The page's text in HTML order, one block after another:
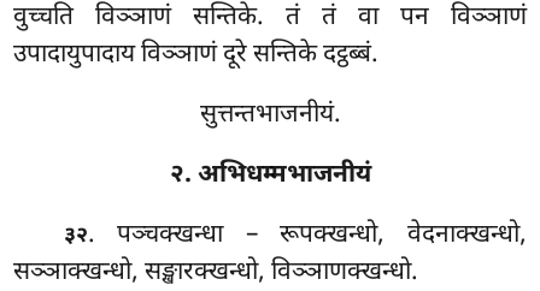
वुच्चति विञ्ञाणं सन्तिके. तं तं वा पन विञ्ञाणं
उपादायुपादाय विञ्ञाणं दूरे सन्तिके दट्ठब्बं.
सुत्तन्तभाजनीयं.
२. अभिधम्मभाजनीयं
३२. पञ्चक्खन्धा – रूपक्खन्धो, वेदनाक्खन्धो,
सञ्ञाक्खन्धो, सङ्खारक्खन्धो, विञ्ञाणक्खन्धो.